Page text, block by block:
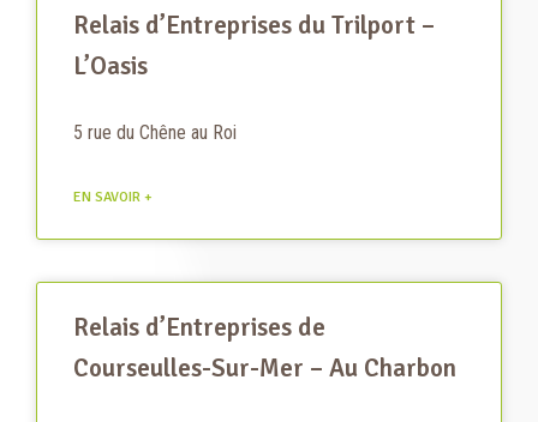
Relais d’Entreprises du Trilport –
L’Oasis
5 rue du Chêne au Roi
EN SAVOIR +
Relais d’Entreprises de
Courseulles-Sur-Mer – Au Charbon